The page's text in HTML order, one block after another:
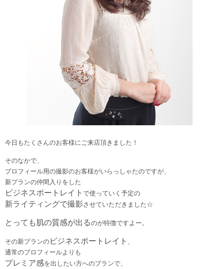
今日もたくさんのお客様にご来店頂きました！
そのなかで、
プロフィール用の撮影のお客様がいらっしゃたのですが、
新プランの仲間入りをした
ビジネスポートレイト で使っていく予定の
新ライティングで撮影させていただきました☆
とっても肌の質感が出るのが特徴ですよー。
その新プランの ビジネスポートレイト 、
通常のプロフィールよりも
プレミア感を出したい方へのプランで、